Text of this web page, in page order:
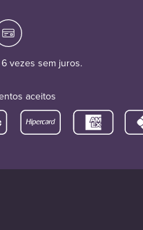
vezes sem juros.
aceitos